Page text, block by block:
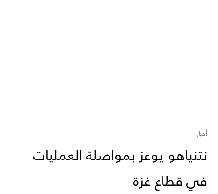
أخبار
نتنياهو يوعز بمواصلة العمليات
في قطاع غزة